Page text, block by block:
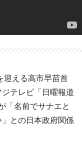
迎える高市早苗首
テレビ「日曜報道
「名前でサナエと
との日本政府関係